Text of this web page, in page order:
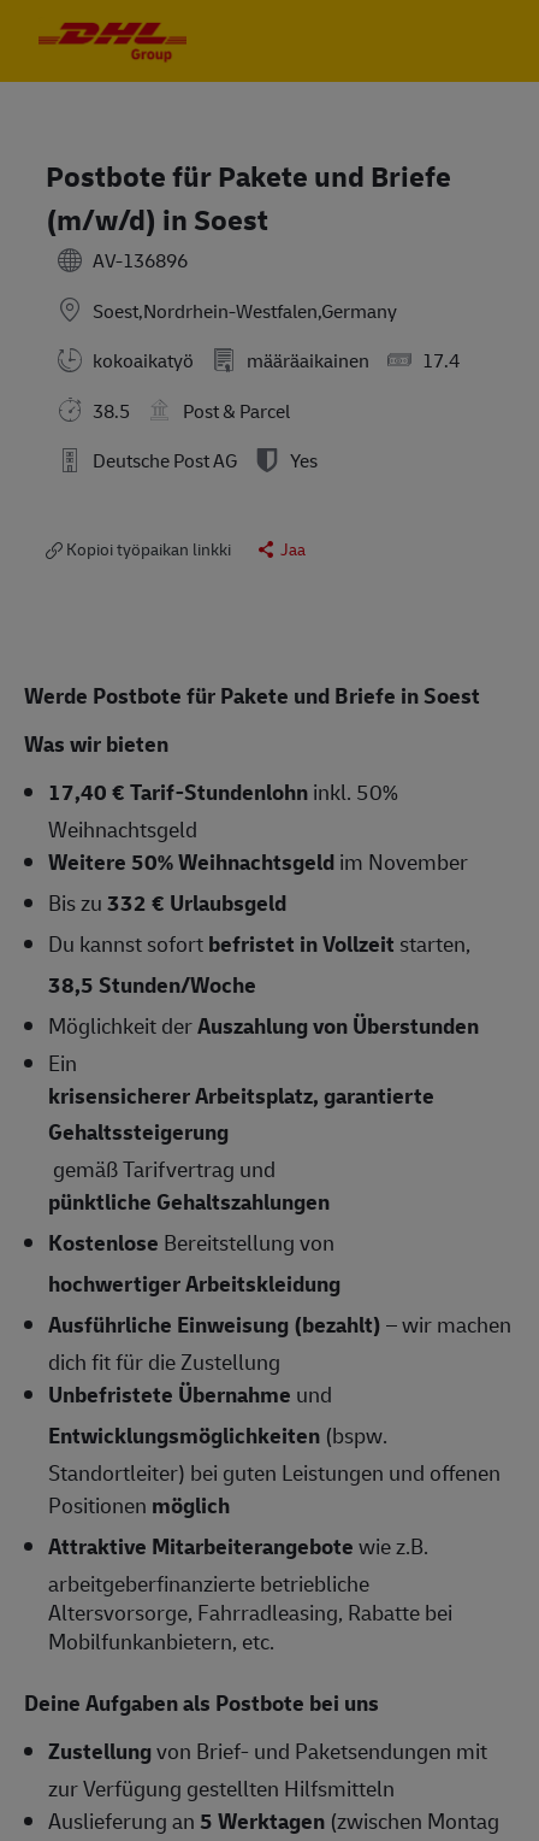
Postbote für Pakete und Briefe
(m/w/d) in Soest
AV-136896
Soest,Nordrhein-Westfalen,Germany
kokoaikatyö
määräaikainen
17.4
38.5
Post & Parcel
Deutsche Post AG
Yes
Kopioi työpaikan linkki Jaa
Werde Postbote für Pakete und Briefe in Soest
Was wir bieten
17,40 € Tarif-Stundenlohninkl. 50%
Weihnachtsgeld
Weitere 50% Weihnachtsgeldim November
Bis zu332 € Urlaubsgeld
Du kannst sofortbefristet in Vollzeit starten,
38,5Stunden/Woche
Möglichkeit derAuszahlung von Überstunden
Ein
krisensicherer Arbeitsplatz, garantierte
Gehaltssteigerung
gemäß Tarifvertrag und
pünktliche Gehaltszahlungen
Kostenlose Bereitstellung von
hochwertiger Arbeitskleidung
Ausführliche Einweisung (bezahlt)– wir machen
dich fit für die Zustellung
Unbefristete Übernahme und
Entwicklungsmöglichkeiten (bspw.
Standortleiter) bei guten Leistungen und offenen
Positionen möglich
Attraktive Mitarbeiterangebotewie z.B.
arbeitgeberfinanzierte betriebliche
Altersvorsorge, Fahrradleasing, Rabatte bei
Mobilfunkanbietern, etc.
Deine Aufgaben als Postbote bei uns
Zustellungvon Brief- und Paketsendungen mit
zur Verfügung gestellten Hilfsmitteln
Auslieferung an5 Werktagen (zwischen Montag